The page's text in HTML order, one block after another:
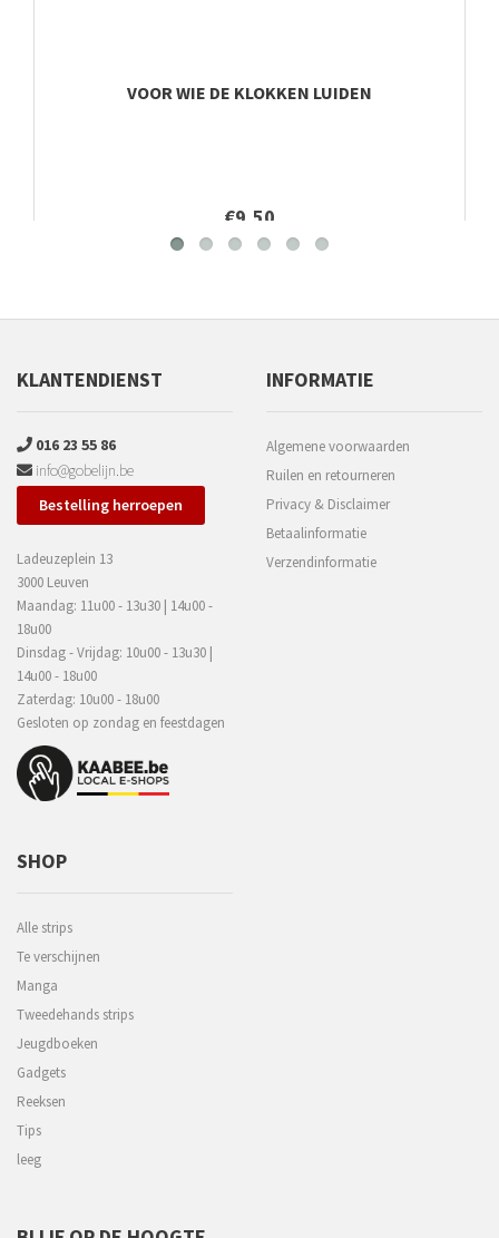
VOOR WIE DE KLOKKEN LUIDEN
€9,50
KLANTENDIENST
016 23 55 86
info@gobelijn.be
Bestelling herroepen
Ladeuzeplein 13
3000 Leuven
Maandag: 11u00 - 13u30 | 14u00 -
18u00
Dinsdag - Vrijdag: 10u00 - 13u30 |
14u00 - 18u00
Zaterdag: 10u00 - 18u00
Gesloten op zondag en feestdagen
INFORMATIE
Algemene voorwaarden
Ruilen en retourneren
Privacy & Disclaimer
Betaalinformatie
Verzendinformatie
SHOP
Alle strips
Te verschijnen
Manga
Tweedehands strips
Jeugdboeken
Gadgets
Reeksen
Tips
leeg